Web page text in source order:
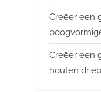
Creëer een
Creëer een
houten